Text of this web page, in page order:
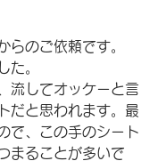
らのご依頼です。
た。
流してオッケーと言
だと思われます。最
で、この手のシート
まることが多いで